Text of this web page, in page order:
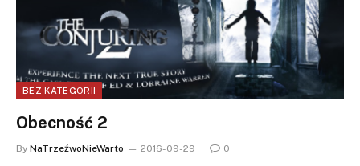
BEZ KATEGORII
Obecność 2
By NaTrzeźwoNieWarto 2016-09-29 0